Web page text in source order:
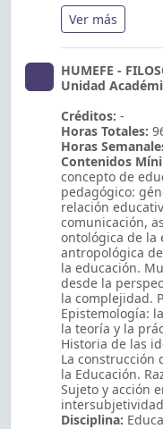
Ver más
HUMEFE -
Unidad
Créditos: -
Horas Totales:
Horas
Contenidos
concepto de
pedagógico:
relación
comunicación,
ontológica de la
antropológica
la educación.
desde la
la complejidad.
Epistemología:
la teoría y la
Historia de las
La construcción
la Educación.
Sujeto y acción
Disciplina: